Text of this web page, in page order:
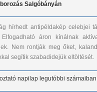
Salgóbányán
hírhedt antipéldakép celebjei
Elfogadható áron kínálnak
Nem rontják meg őket,
segítik szabadidejük eltöltését.
napilap legutóbbi